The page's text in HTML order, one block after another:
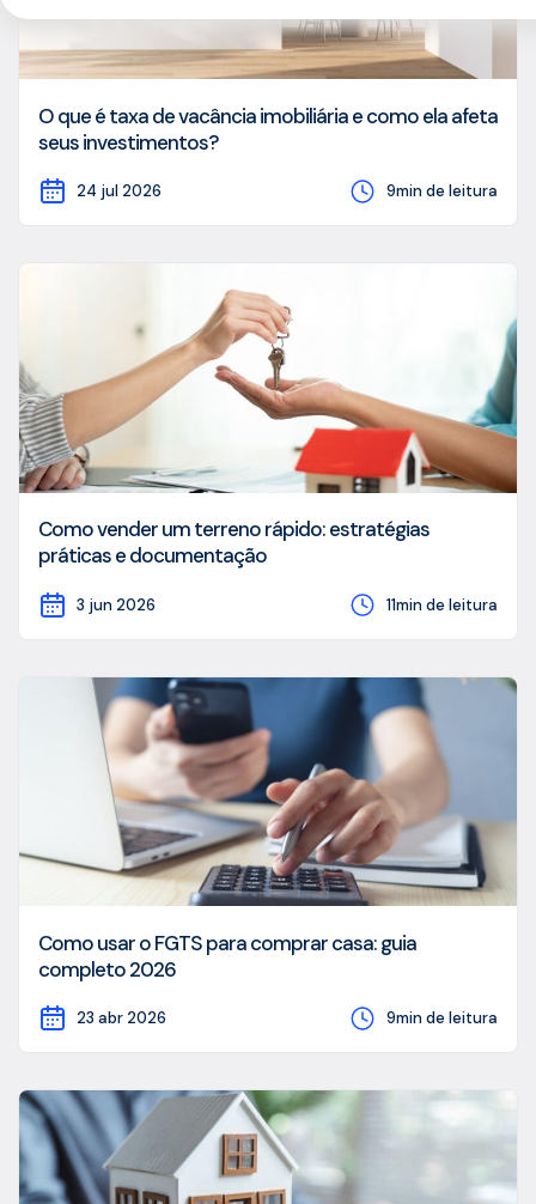
O que é taxa de vacância imobiliária e como ela afeta
seus investimentos?
24 jul 2026 9min de leitura
Como vender um terreno rápido: estratégias
práticas e documentação
3 jun 2026 11min de leitura
Como usar o FGTS para comprar casa: guia
completo 2026
23 abr 2026 9min de leitura